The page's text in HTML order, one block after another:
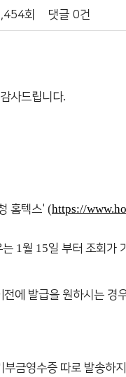
회 댓글 0건
사드립니다.
홈텍스' (https://
는 1월 15일 부터 조회가
전에 발급을 원하시는 경
부금영수증 따로 발송하